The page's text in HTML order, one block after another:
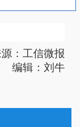
：工信微报
编辑：刘牛